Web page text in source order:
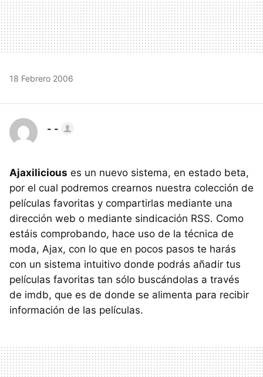
18 Febrero 2006
- -
Ajaxilicious es un nuevo sistema, en estado beta,
por el cual podremos crearnos nuestra colección de
películas favoritas y compartirlas mediante una
dirección web o mediante sindicación RSS. Como
estáis comprobando, hace uso de la técnica de
moda, Ajax, con lo que en pocos pasos te harás
con un sistema intuitivo donde podrás añadir tus
películas favoritas tan sólo buscándolas a través
de imdb, que es de donde se alimenta para recibir
información de las películas.